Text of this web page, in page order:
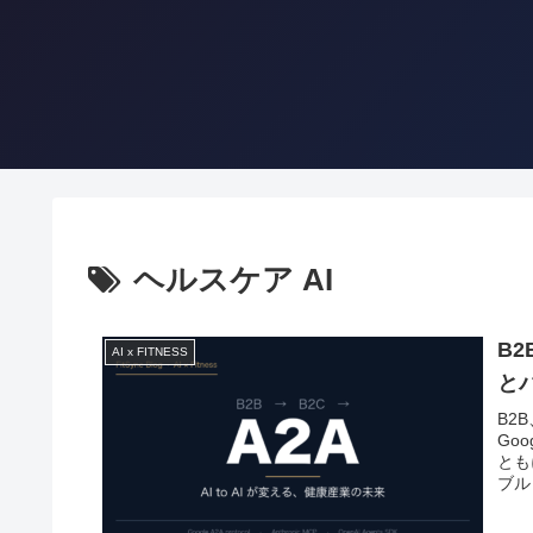
ヘルスケア AI
AI x FITNESS
と
と
ブ